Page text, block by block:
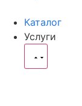
Каталог
Услуги